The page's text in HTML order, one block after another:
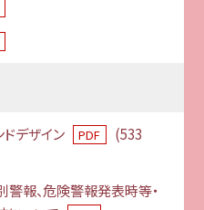
デザイン PDF
(533
報、危険警報発表時等・